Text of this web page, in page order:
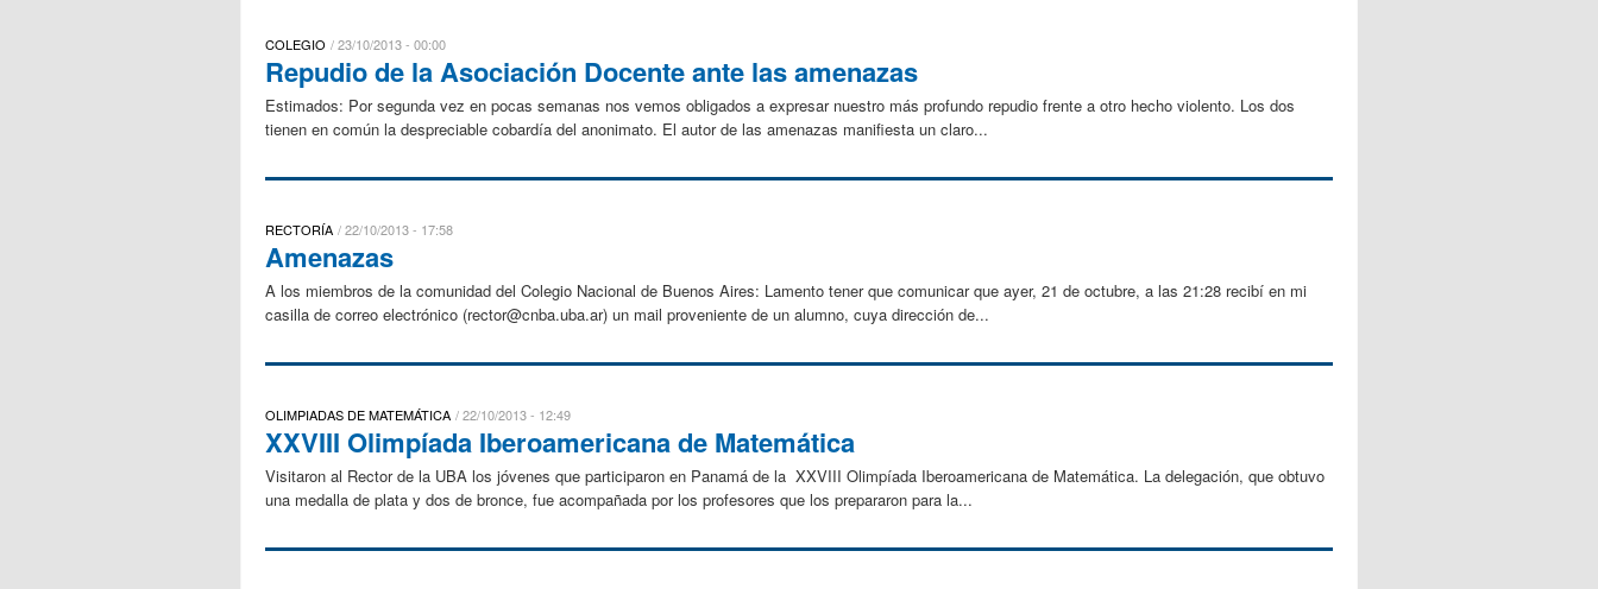
COLEGIO 23/10/2013 - 00:00
Repudio de la Asociación Docente ante las amenazas
Estimados: Por segunda vez en pocas semanas nos vemos obligados a expresar nuestro más profundo repudio frente a otro hecho violento. Los dos
tienen en común la despreciable cobardía del anonimato. El autor de las amenazas manifiesta un claro...
RECTORÍA 22/10/2013 - 17:58
Amenazas
A los miembros de la comunidad del Colegio Nacional de Buenos Aires: Lamento tener que comunicar que ayer, 21 de octubre, a las 21:28 recibí en mi
casilla de correo electrónico (rector@cnba.uba.ar) un mail proveniente de un alumno, cuya dirección de...
OLIMPIADAS DE MATEMÁTICA 22/10/2013 - 12:49
XXVIII Olimpíada Iberoamericana de Matemática
Visitaron al Rector de la UBA los jóvenes que participaron en Panamá de la XXVIII Olimpíada Iberoamericana de Matemática. La delegación, que obtuvo
una medalla de plata y dos de bronce, fue acompañada por los profesores que los prepararon para la...